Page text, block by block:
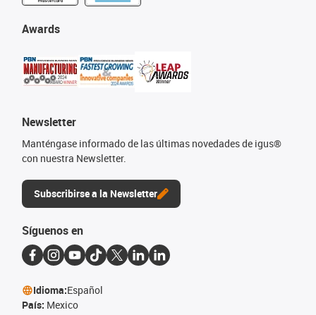
Awards
Newsletter
Manténgase informado de las últimas novedades de igus®
con nuestra Newsletter.
Subscribirse a la Newsletter
Síguenos en
Idioma:Español
País: Mexico